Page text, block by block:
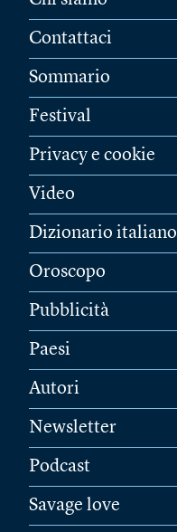
Contattaci
Sommario
Festival
Privacy e cookie
Video
Dizionario italiano
Oroscopo
Pubblicità
Paesi
Autori
Newsletter
Podcast
Savage love